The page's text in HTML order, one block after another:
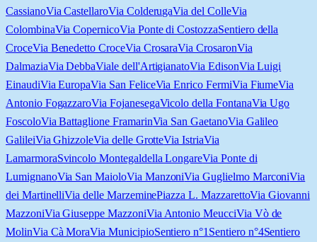
CassianoVia CastellaroVia ColderugaVia del ColleVia
ColombinaVia CopernicoVia Ponte di CostozzaSentiero della
CroceVia Benedetto CroceVia CrosaraVia CrosaronVia
DalmaziaVia DebbaViale dell'ArtigianatoVia EdisonVia Luigi
EinaudiVia EuropaVia San FeliceVia Enrico FermiVia FiumeVia
Antonio FogazzaroVia FojanesegaVicolo della FontanaVia Ugo
FoscoloVia Battaglione FramarinVia San GaetanoVia Galileo
GalileiVia GhizzoleVia delle GrotteVia IstriaVia
LamarmoraSvincolo Montegaldella LongareVia Ponte di
LumignanoVia San MaioloVia ManzoniVia Guglielmo MarconiVia
dei MartinelliVia delle MarzeminePiazza L. MazzarettoVia Giovanni
MazzoniVia Giuseppe MazzoniVia Antonio MeucciVia Vò de
MolinVia Cà MoraVia MunicipioSentiero n°1 Sentiero n°4Sentiero